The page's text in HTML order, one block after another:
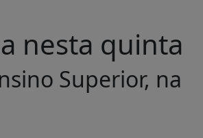
nesta quinta
Superior, na